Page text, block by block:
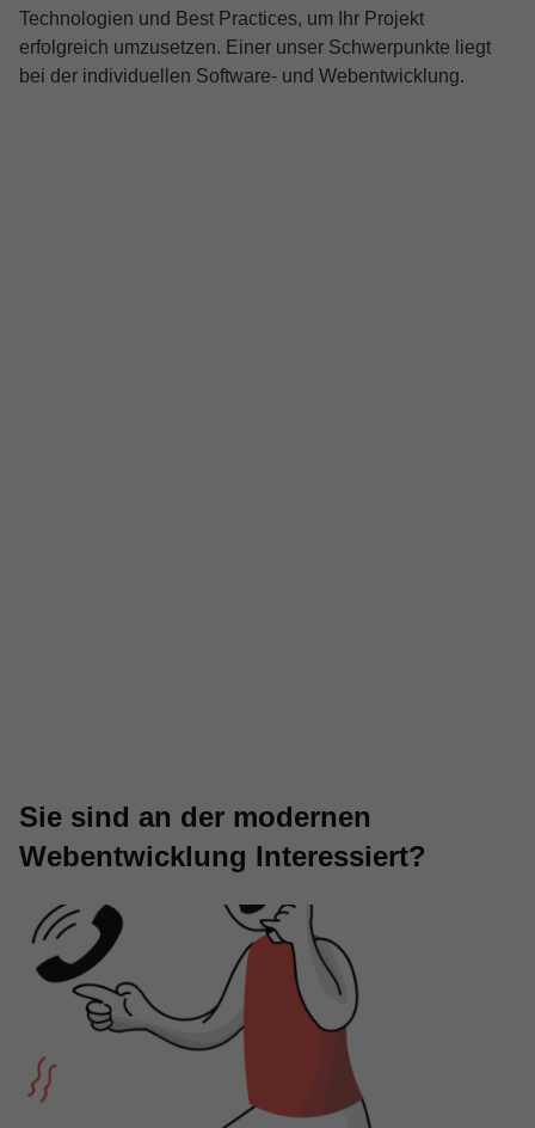
Technologien und Best Practices, um Ihr Projekt
erfolgreich umzusetzen. Einer unser Schwerpunkte liegt
bei der individuellen Software- und Webentwicklung.
Sie sind an der modernen
Webentwicklung Interessiert?